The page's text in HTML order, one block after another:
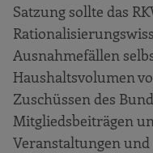
Satzung sollte das
Ausnahmefällen
Haushaltsvolumen
Zuschüssen des
Mitgliedsbeiträgen
Veranstaltungen